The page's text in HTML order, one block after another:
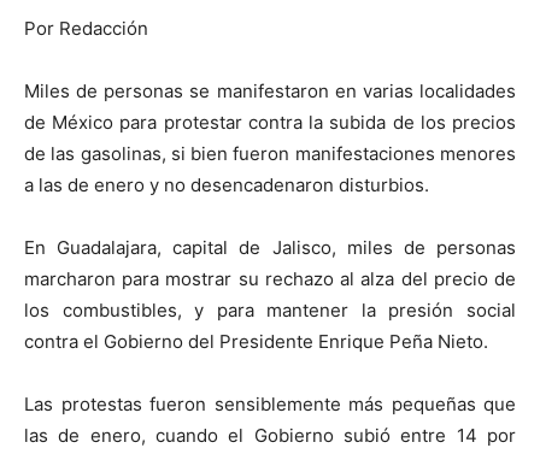
Por Redacción
Miles de personas se manifestaron en varias localidades
de México para protestar contra la subida de los precios
de las gasolinas, si bien fueron manifestaciones menores
a las de enero y no desencadenaron disturbios.
En Guadalajara, capital de Jalisco, miles de personas
marcharon para mostrar su rechazo al alza del precio de
los combustibles, y para mantener la presión social
contra el Gobierno del Presidente Enrique Peña Nieto.
Las protestas fueron sensiblemente más pequeñas que
las de enero, cuando el Gobierno subió entre 14 por